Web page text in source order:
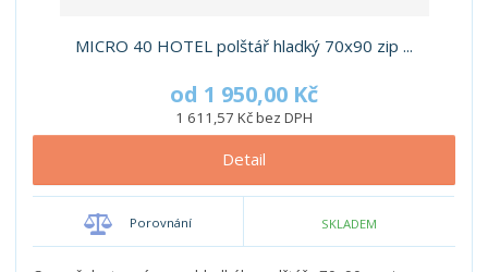
MICRO 40 HOTEL polštář hladký 70x90 zip ...
od 1 950,00 Kč
1 611,57 Kč bez DPH
Detail
Porovnání SKLADEM